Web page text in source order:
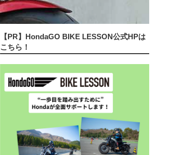
【PR】HondaGO BIKE LESSON公式HPは
こちら！